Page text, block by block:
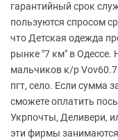
гарантийный срок
пользуются спросом
что Детская одежда
рынке "7 км" в Одессе.
мальчиков к/р
пгт, село. Если сумма
сможете оплатить
Укрпочты, Деливери,
эти фирмы